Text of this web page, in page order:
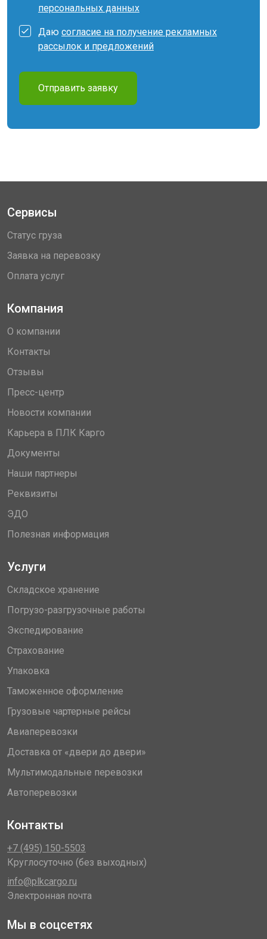
персональных данных
Даю согласие на получение рекламных
рассылок и предложений
Отправить заявку
Сервисы
Статус груза
Заявка на перевозку
Оплата услуг
Компания
О компании
Контакты
Отзывы
Пресс-центр
Новости компании
Карьера в ПЛК Карго
Документы
Наши партнеры
Реквизиты
ЭДО
Полезная информация
Услуги
Складское хранение
Погрузо-разгрузочные работы
Экспедирование
Страхование
Упаковка
Таможенное оформление
Грузовые чартерные рейсы
Авиаперевозки
Доставка от «двери до двери»
Мультимодальные перевозки
Автоперевозки
Контакты
+7 (495) 150-5503
Круглосуточно (без выходных)
info@plkcargo.ru
Электронная почта
Мы в соцсетях